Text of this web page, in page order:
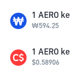
1 AERO ke
₩594.25
1 AERO ke
$0.58906